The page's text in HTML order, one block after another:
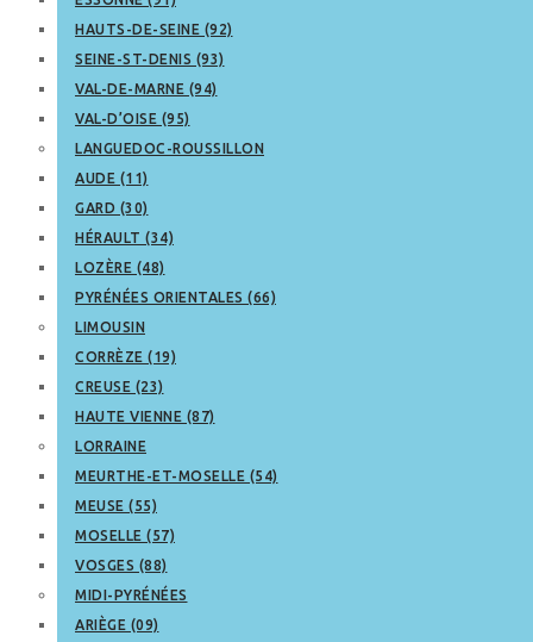
HAUTS-DE-SEINE (92)
SEINE-ST-DENIS (93)
VAL-DE-MARNE (94)
VAL-D’OISE (95)
LANGUEDOC-ROUSSILLON
AUDE (11)
GARD (30)
HÉRAULT (34)
LOZÈRE (48)
PYRÉNÉES ORIENTALES (66)
LIMOUSIN
CORRÈZE (19)
CREUSE (23)
HAUTE VIENNE (87)
LORRAINE
MEURTHE-ET-MOSELLE (54)
MEUSE (55)
MOSELLE (57)
VOSGES (88)
MIDI-PYRÉNÉES
ARIÈGE (09)